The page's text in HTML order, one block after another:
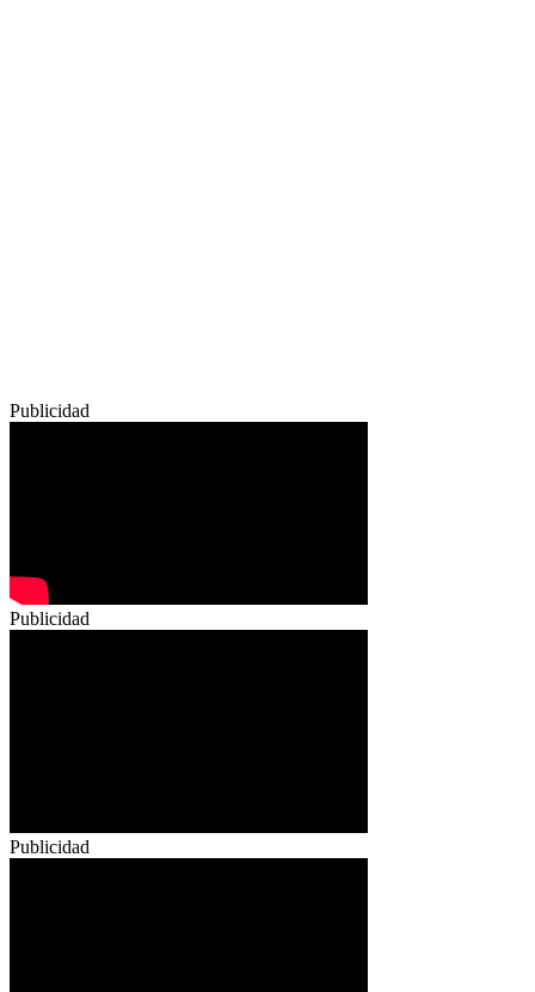
Publicidad
Publicidad
Publicidad